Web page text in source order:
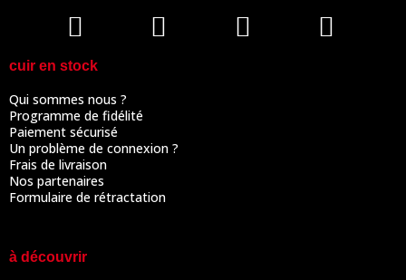
cuir en stock
Qui sommes nous ?
Programme de fidélité
Paiement sécurisé
Un problème de connexion ?
Frais de livraison
Nos partenaires
Formulaire de rétractation
à découvrir